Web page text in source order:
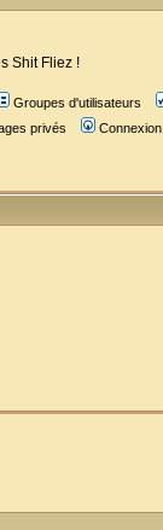
Shit Fliez !
Groupes d'utilisateurs
privés Connexion